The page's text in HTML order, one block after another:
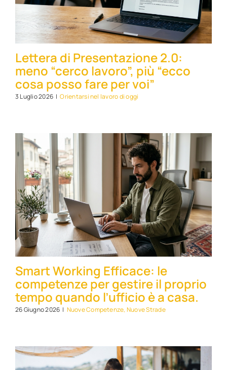
Lettera di Presentazione 2.0:
meno “cerco lavoro”, più “ecco
cosa posso fare per voi”
3 Luglio 2026 | Orientarsi nel lavoro di oggi
Smart Working Efficace: le
competenze per gestire il proprio
tempo quando l’ufficio è a casa.
26 Giugno 2026 | Nuove Competenze, Nuove Strade